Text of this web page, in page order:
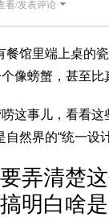
看/发表评论
馆里端上桌的
像螃蟹，甚至
这事儿，看看这
然界的“统一设
要弄清楚
搞明白啥